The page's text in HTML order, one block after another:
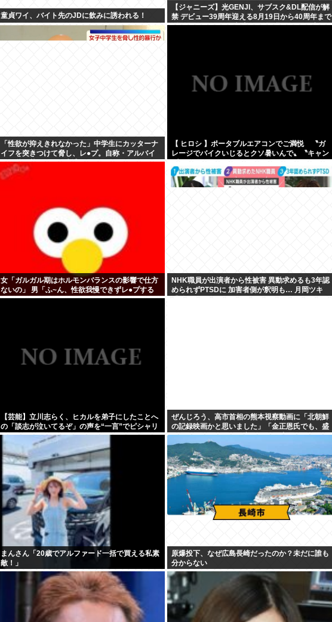
童貞ワイ、バイト先のJDに飲みに誘われる！
【ジャニーズ】光GENJI、サブスク&DL配信が解
禁 デビュー39周年迎える8月19日から40周年まで
1年かけてリリース当時の日付に順次配信予定
「性欲が抑えきれなかった」中学生にカッターナ
イフを突きつけて脅し、レ●プ。自称・アルバイ
トの秋田英男(56)が逮捕される
【 ヒロシ 】ポータブルエアコンでご満悦 〝ガ
レージでバイクいじるとクソ暑いんで〟〝キャン
女「ガルガル期はホルモンバランスの影響で仕方
ないの」 男「ふ~ん、性欲我慢できずレ●プする
男と同じだね」
NHK職員が出演者から性被害 異動求めるも3年認
められずPTSDに 加害者側が釈明も… 月岡ツキ
【芸能】立川志らく、ヒカルを弟子にしたことへ
の「談志が泣いてるぞ」の声を“一言”でピシャリ
ぜんじろう、高市首相の熊本視察動画に「北朝鮮
の記録映画かと思いました」「金正恩氏でも、盛
りすぎちゃうの？って言いそうな映像」
まんさん「20歳でアルファード一括で買える私素
敵！」
原爆投下、なぜ広島長崎だったのか？未だに誰も
分からない